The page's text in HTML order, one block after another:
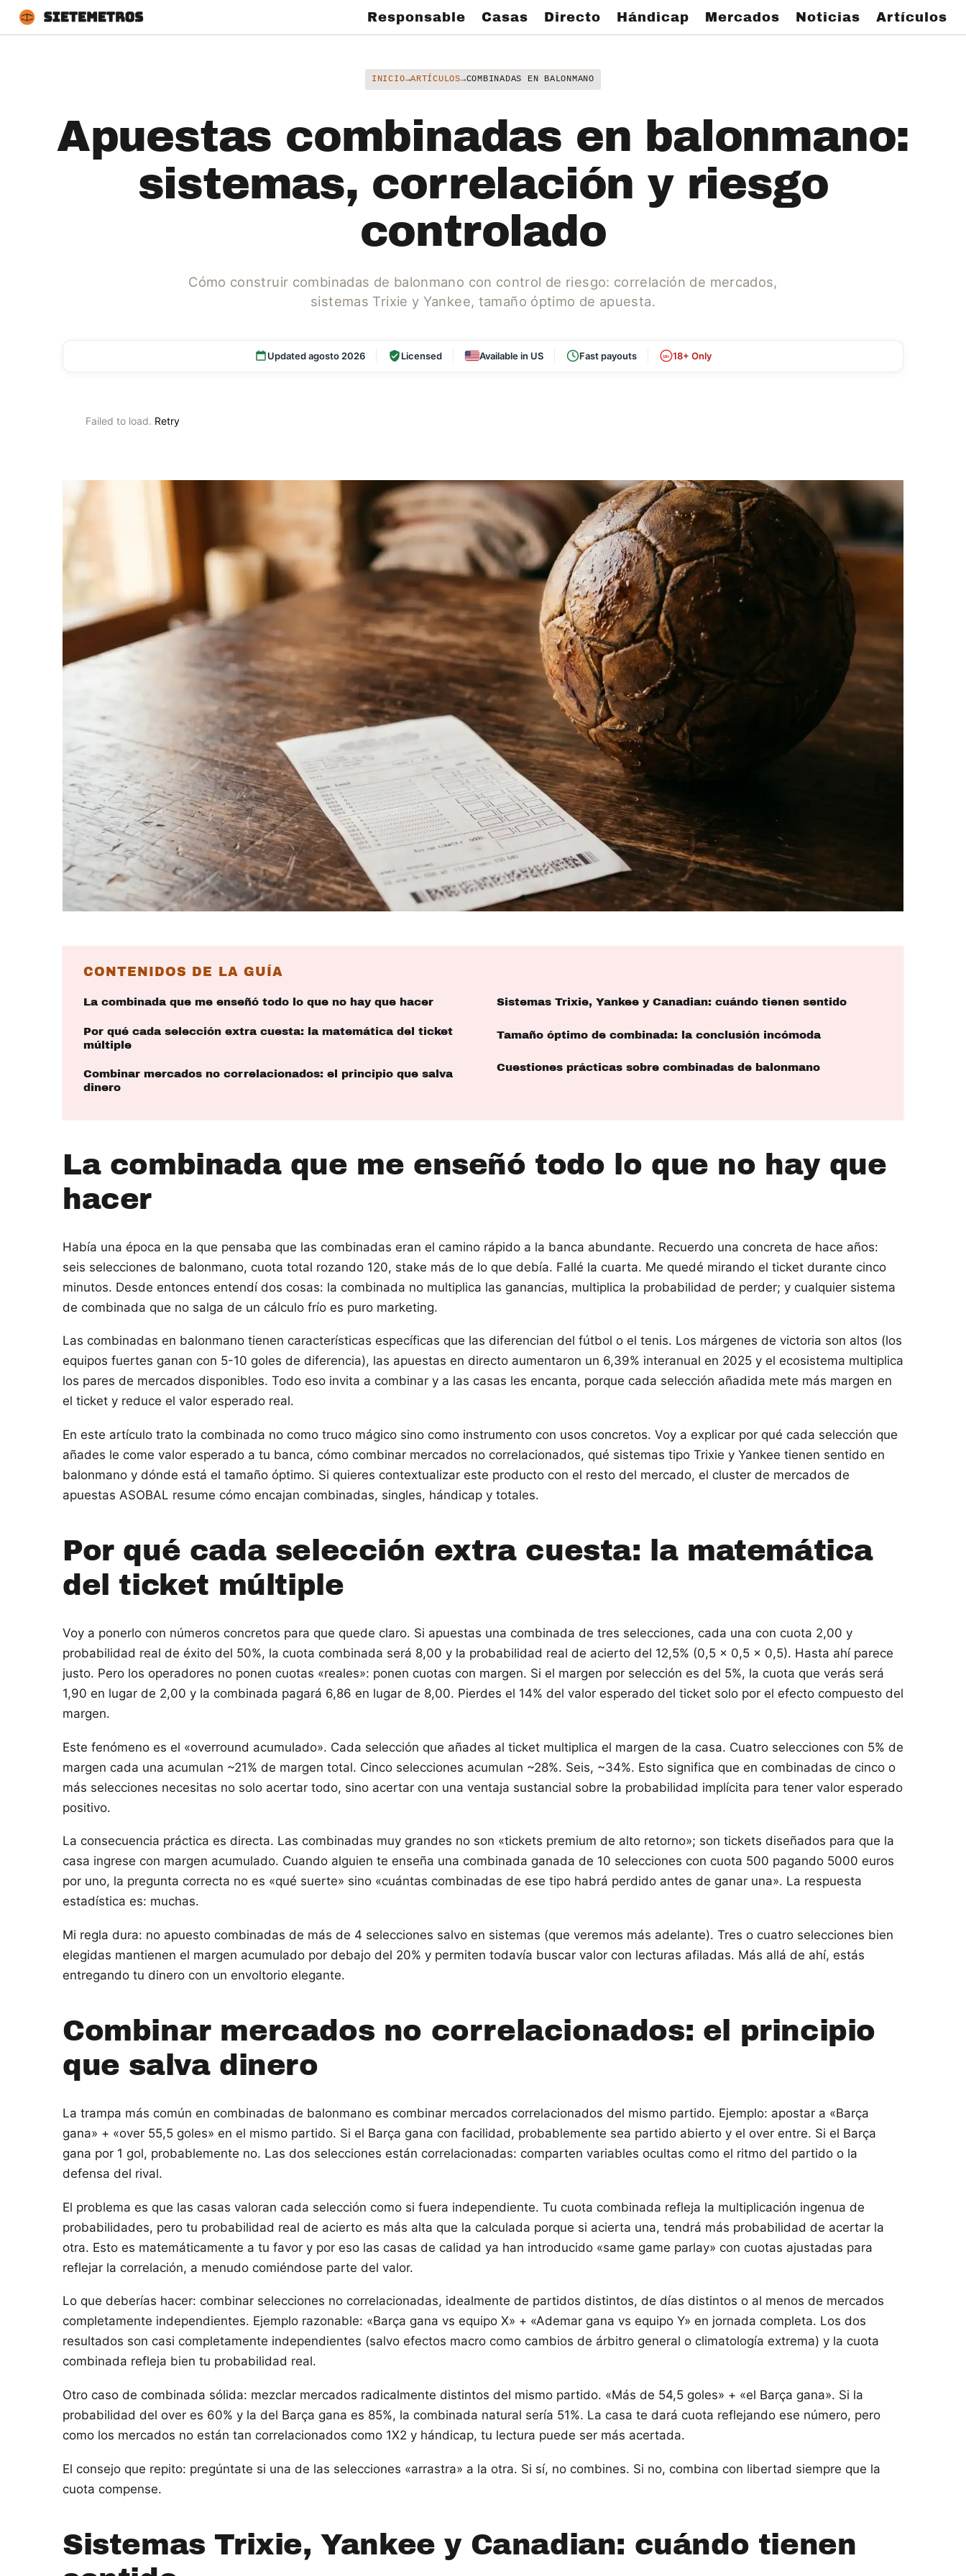
Responsable Casas Directo Hándicap Mercados Noticias Artículos
INICIO→ARTÍCULOS→COMBINADAS EN BALONMANO
Apuestas combinadas en balonmano:
sistemas, correlación y riesgo
controlado
Cómo construir combinadas de balonmano con control de riesgo: correlación de mercados,
sistemas Trixie y Yankee, tamaño óptimo de apuesta.
Updated agosto 2026 Licensed Available in US Fast payouts 18+ 18+ Only
Failed to load. Retry
CONTENIDOS DE LA GUÍA
La combinada que me enseñó todo lo que no hay que hacer
Por qué cada selección extra cuesta: la matemática del ticket
múltiple
Combinar mercados no correlacionados: el principio que salva
dinero
Sistemas Trixie, Yankee y Canadian: cuándo tienen sentido
Tamaño óptimo de combinada: la conclusión incómoda
Cuestiones prácticas sobre combinadas de balonmano
La combinada que me enseñó todo lo que no hay que
hacer
Había una época en la que pensaba que las combinadas eran el camino rápido a la banca abundante. Recuerdo una concreta de hace años:
seis selecciones de balonmano, cuota total rozando 120, stake más de lo que debía. Fallé la cuarta. Me quedé mirando el ticket durante cinco
minutos. Desde entonces entendí dos cosas: la combinada no multiplica las ganancias, multiplica la probabilidad de perder; y cualquier sistema
de combinada que no salga de un cálculo frío es puro marketing.
Las combinadas en balonmano tienen características específicas que las diferencian del fútbol o el tenis. Los márgenes de victoria son altos (los
equipos fuertes ganan con 5-10 goles de diferencia), las apuestas en directo aumentaron un 6,39% interanual en 2025 y el ecosistema multiplica
los pares de mercados disponibles. Todo eso invita a combinar y a las casas les encanta, porque cada selección añadida mete más margen en
el ticket y reduce el valor esperado real.
En este artículo trato la combinada no como truco mágico sino como instrumento con usos concretos. Voy a explicar por qué cada selección que
añades le come valor esperado a tu banca, cómo combinar mercados no correlacionados, qué sistemas tipo Trixie y Yankee tienen sentido en
balonmano y dónde está el tamaño óptimo. Si quieres contextualizar este producto con el resto del mercado, el cluster de mercados de
apuestas ASOBAL resume cómo encajan combinadas, singles, hándicap y totales.
Por qué cada selección extra cuesta: la matemática
del ticket múltiple
Voy a ponerlo con números concretos para que quede claro. Si apuestas una combinada de tres selecciones, cada una con cuota 2,00 y
probabilidad real de éxito del 50%, la cuota combinada será 8,00 y la probabilidad real de acierto del 12,5% (0,5 × 0,5 × 0,5). Hasta ahí parece
justo. Pero los operadores no ponen cuotas «reales»: ponen cuotas con margen. Si el margen por selección es del 5%, la cuota que verás será
1,90 en lugar de 2,00 y la combinada pagará 6,86 en lugar de 8,00. Pierdes el 14% del valor esperado del ticket solo por el efecto compuesto del
margen.
Este fenómeno es el «overround acumulado». Cada selección que añades al ticket multiplica el margen de la casa. Cuatro selecciones con 5% de
margen cada una acumulan ~21% de margen total. Cinco selecciones acumulan ~28%. Seis, ~34%. Esto significa que en combinadas de cinco o
más selecciones necesitas no solo acertar todo, sino acertar con una ventaja sustancial sobre la probabilidad implícita para tener valor esperado
positivo.
La consecuencia práctica es directa. Las combinadas muy grandes no son «tickets premium de alto retorno»; son tickets diseñados para que la
casa ingrese con margen acumulado. Cuando alguien te enseña una combinada ganada de 10 selecciones con cuota 500 pagando 5000 euros
por uno, la pregunta correcta no es «qué suerte» sino «cuántas combinadas de ese tipo habrá perdido antes de ganar una». La respuesta
estadística es: muchas.
Mi regla dura: no apuesto combinadas de más de 4 selecciones salvo en sistemas (que veremos más adelante). Tres o cuatro selecciones bien
elegidas mantienen el margen acumulado por debajo del 20% y permiten todavía buscar valor con lecturas afiladas. Más allá de ahí, estás
entregando tu dinero con un envoltorio elegante.
Combinar mercados no correlacionados: el principio
que salva dinero
La trampa más común en combinadas de balonmano es combinar mercados correlacionados del mismo partido. Ejemplo: apostar a «Barça
gana» + «over 55,5 goles» en el mismo partido. Si el Barça gana con facilidad, probablemente sea partido abierto y el over entre. Si el Barça
gana por 1 gol, probablemente no. Las dos selecciones están correlacionadas: comparten variables ocultas como el ritmo del partido o la
defensa del rival.
El problema es que las casas valoran cada selección como si fuera independiente. Tu cuota combinada refleja la multiplicación ingenua de
probabilidades, pero tu probabilidad real de acierto es más alta que la calculada porque si acierta una, tendrá más probabilidad de acertar la
otra. Esto es matemáticamente a tu favor y por eso las casas de calidad ya han introducido «same game parlay» con cuotas ajustadas para
reflejar la correlación, a menudo comiéndose parte del valor.
Lo que deberías hacer: combinar selecciones no correlacionadas, idealmente de partidos distintos, de días distintos o al menos de mercados
completamente independientes. Ejemplo razonable: «Barça gana vs equipo X» + «Ademar gana vs equipo Y» en jornada completa. Los dos
resultados son casi completamente independientes (salvo efectos macro como cambios de árbitro general o climatología extrema) y la cuota
combinada refleja bien tu probabilidad real.
Otro caso de combinada sólida: mezclar mercados radicalmente distintos del mismo partido. «Más de 54,5 goles» + «el Barça gana». Si la
probabilidad del over es 60% y la del Barça gana es 85%, la combinada natural sería 51%. La casa te dará cuota reflejando ese número, pero
como los mercados no están tan correlacionados como 1X2 y hándicap, tu lectura puede ser más acertada.
El consejo que repito: pregúntate si una de las selecciones «arrastra» a la otra. Si sí, no combines. Si no, combina con libertad siempre que la
cuota compense.
Sistemas Trixie, Yankee y Canadian: cuándo tienen